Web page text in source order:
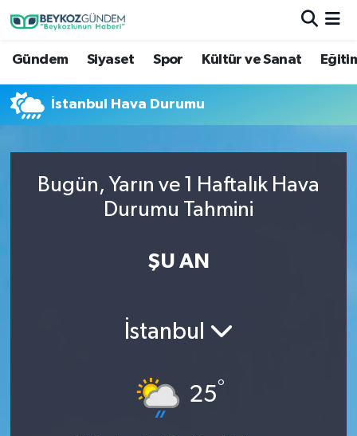
Gündem Siyaset Spor Kültür ve Sanat
İstanbul Hava Durumu
Bugün, Yarın ve 1 Haftalık Hava
Durumu Tahmini
ŞU AN
İstanbul
25°
Hava Durumu
Trafik Durumu
Tüm Manşetler